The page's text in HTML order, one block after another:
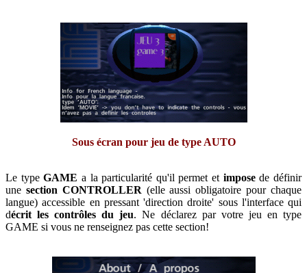
Sous écran pour jeu de type AUTO
Le typeGAME a la particularité qu'il permet et imposede définir
une section CONTROLLER (elle aussi obligatoire pour chaque
langue) accessible en pressant 'direction droite' sous l'interface qui
décrit les contrôles du jeu. Ne déclarez par votre jeu en type
GAME si vous ne renseignez pas cette section!